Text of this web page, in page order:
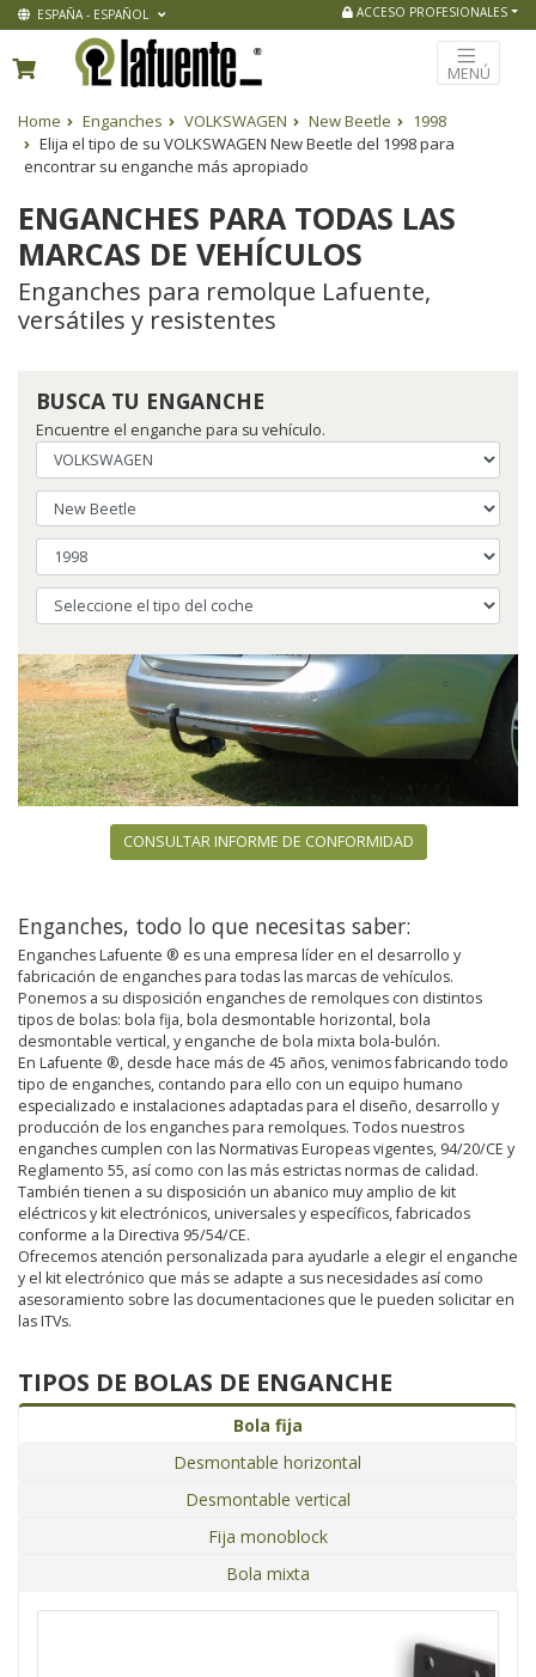
ESPAÑA - ESPAÑOL ACCESO PROFESIONALES
MENÚ
Home Enganches VOLKSWAGEN New Beetle
1998
Elija el tipo de su VOLKSWAGEN New Beetle del 1998 para
encontrar su enganche más apropiado
ENGANCHES PARA TODAS LAS
MARCAS DE VEHÍCULOS
Enganches para remolque Lafuente,
versátiles y resistentes
BUSCA TU ENGANCHE
Encuentre el enganche para su vehículo.
CONSULTAR INFORME DE CONFORMIDAD
Enganches, todo lo que necesitas saber:
Enganches Lafuente ® es una empresa líder en el desarrollo y
fabricación de enganches para todas las marcas de vehículos.
Ponemos a su disposición enganches de remolques con distintos
tipos de bolas: bola fija, bola desmontable horizontal, bola
desmontable vertical, y enganche de bola mixta bola-bulón.
En Lafuente ®, desde hace más de 45 años, venimos fabricando todo
tipo de enganches, contando para ello con un equipo humano
especializado e instalaciones adaptadas para el diseño, desarrollo y
producción de los enganches para remolques. Todos nuestros
enganches cumplen con las Normativas Europeas vigentes, 94/20/CE y
Reglamento 55, así como con las más estrictas normas de calidad.
También tienen a su disposición un abanico muy amplio de kit
eléctricos y kit electrónicos, universales y específicos, fabricados
conforme a la Directiva 95/54/CE.
Ofrecemos atención personalizada para ayudarle a elegir el enganche
y el kit electrónico que más se adapte a sus necesidades así como
asesoramiento sobre las documentaciones que le pueden solicitar en
las ITVs.
TIPOS DE BOLAS DE ENGANCHE
Bola fija
Desmontable horizontal
Desmontable vertical
Fija monoblock
Bola mixta